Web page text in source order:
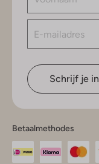
Schrijf je in
Betaalmethodes